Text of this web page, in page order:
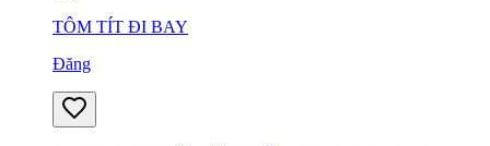
TÔM TÍT ĐI BAY
Đăng